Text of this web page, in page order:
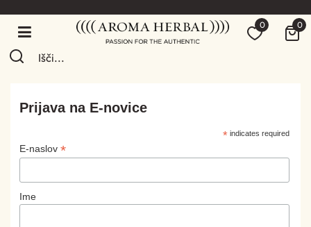
0 0
Prijava na E-novice
*indicates required
E-naslov *
Ime